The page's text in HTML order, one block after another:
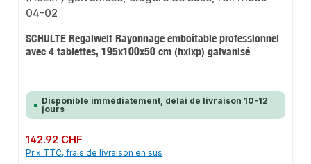
SCHULTE Regalwelt Rayonnage emboîtable professionnel
avec 4 tablettes, 195x100x50 cm (hxlxp) galvanisé
Disponible immédiatement, délai de livraison 10-12
jours
Prix régulier :
142.92 CHF
Prix TTC, frais de livraison en sus